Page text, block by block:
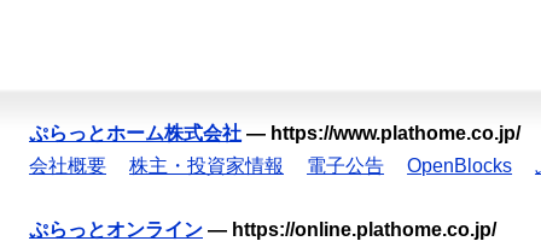
ぷらっとホーム株式会社 — https://www.plathome.co.jp/
会社概要
株主・投資家情報 電子公告 OpenBlocks
ぷらっとオンライン — https://online.plathome.co.jp/